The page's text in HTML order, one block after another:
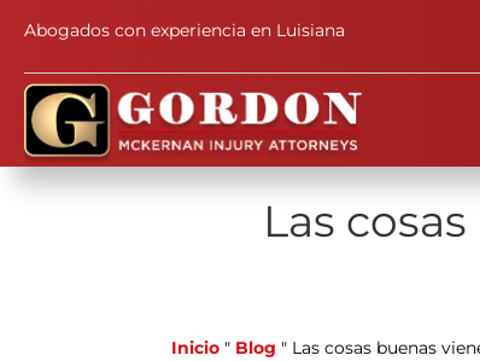
Abogados con experiencia en Luisiana
Las
Inicio " Blog " Las cosas buenas